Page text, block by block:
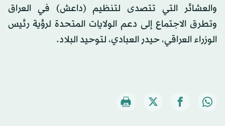
والعشائر التي تتصدى لتنظيم (داعش) في العراق
وتطرق الاجتماع إلى دعم الولايات المتحدة لرؤية رئيس
الوزراء العراقي، حيدر العبادي، لتوحيد البلاد.